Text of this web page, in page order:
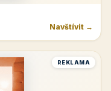
Navštívit →
REKLAMA